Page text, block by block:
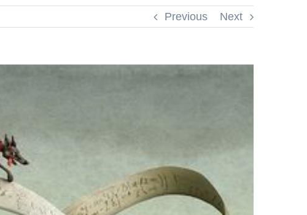
Previous Next